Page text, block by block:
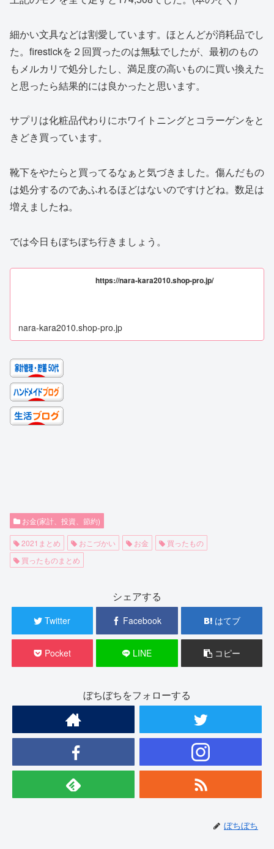
細かい文具などは割愛しています。ほとんどが消耗品でし
た。firestickを２回買ったのは無駄でしたが、最初のもの
もメルカリで処分したし、満足度の高いものに買い換えた
と思ったら結果的には良かったと思います。
サプリは化粧品代わりにホワイトニングとコラーゲンをと
きどき買っています。
靴下をやたらと買ってるなぁと気づきました。傷んだもの
は処分するのであふれるほどはないのですけどね。数足は
増えましたね。
では今日もぼちぼち行きましょう。
https://nara-kara2010.shop-pro.jp/
nara-kara2010.shop-pro.jp
お金(家計、投資、節約)
2021まとめ おこづかい お金
買ったもの
買ったものまとめ
シェアする
Twitter Facebook はてブ
Pocket LINE コピー
ぼちぼちをフォローする
ぼちぼち